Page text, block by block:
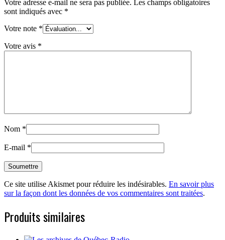
Votre adresse e-mail ne sera pas publiée. Les champs obligatoires
sont indiqués avec *
Votre note *
Votre avis *
Nom *
E-mail *
Ce site utilise Akismet pour réduire les indésirables. En savoir plus
sur la façon dont les données de vos commentaires sont traitées.
Produits similaires